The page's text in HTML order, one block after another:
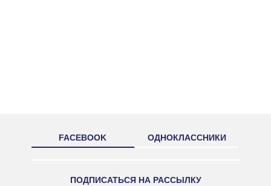
FACEBOOK ОДНОКЛАССНИКИ
ПОДПИСАТЬСЯ НА РАССЫЛКУ